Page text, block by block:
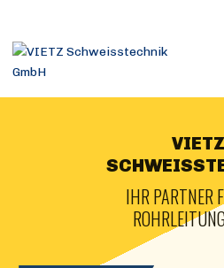
VIETZ
IHR PARTNER